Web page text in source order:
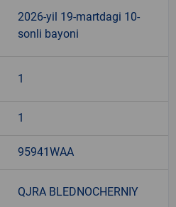
2026-yil 19-martdagi 10-
sonli bayoni
1
1
95941WAA
QJRA BLEDNOCHERNIY